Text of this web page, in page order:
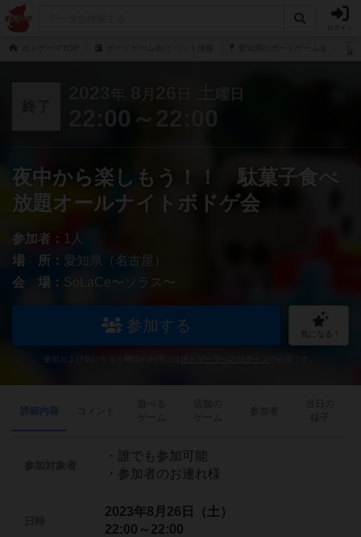
月 26 曜日
22:00～22:00
夜中から楽しもう！！ 駄菓子食べ
放題オールナイトボドゲ会
参加者： 1人
場 所： 愛知県（名古屋）
会 場： SoLaCe〜ソラス〜
参加する 気になる！
参加および気になる！機能の利用には
詳細内容
・誰でも参加可能
・参加者のお連れ様
2023年8月26日（土）
22:00～22:00